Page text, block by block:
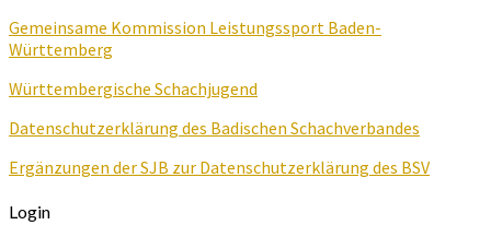
Gemeinsame Kommission Leistungssport Baden-
Württemberg
Württembergische Schachjugend
Datenschutzerklärung des Badischen Schachverbandes
Ergänzungen der SJB zur Datenschutzerklärung des BSV
Login